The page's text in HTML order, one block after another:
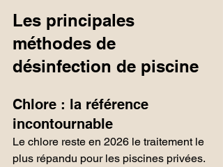
Les principales
méthodes de
désinfection de piscine
Chlore : la référence
incontournable
Le chlore reste en 2026 le traitement le
plus répandu pour les piscines privées.